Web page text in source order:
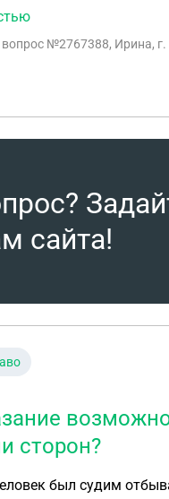
начался в городе
даже
вопрос №2767388, Ирина, г.
сайта!
сторон?
был судим